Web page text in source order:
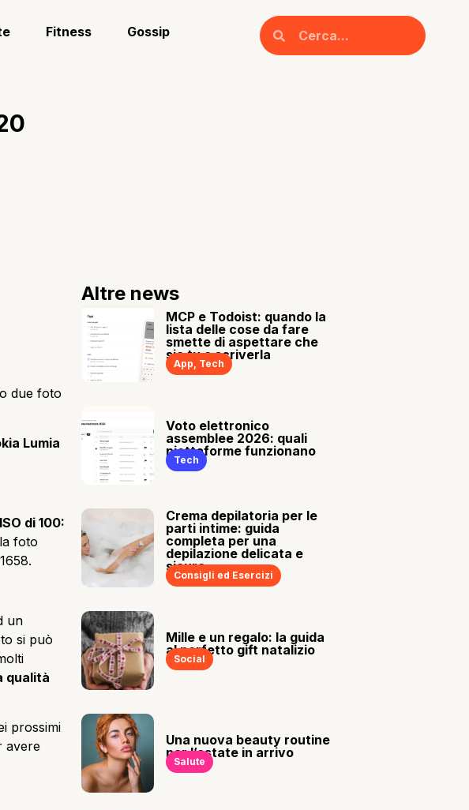
Fitness Gossip
due foto
Lumia
ISO di 100:
foto
un
si può
qualità
prossimi
avere
Altre news
MCP e Todoist: quando la
lista delle cose da fare
smette di aspettare che
sia tu a scriverla
App, Tech
Voto elettronico
assemblee 2026: quali
piattaforme funzionano
Tech
Crema depilatoria per le
parti intime: guida
completa per una
depilazione delicata e
sicura
Consigli ed Esercizi
Mille e un regalo: la guida
al perfetto gift natalizio
Social
Una nuova beauty routine
per l’estate in arrivo
Salute